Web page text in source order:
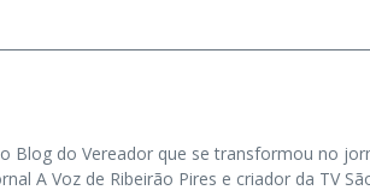
Blog do Vereador que se transformou no
A Voz de Ribeirão Pires e criador da TV